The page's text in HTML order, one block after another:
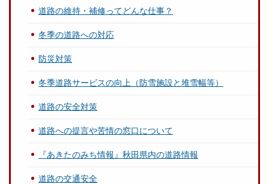
道路の維持・補修ってどんな仕事？
冬季の道路への対応
防災対策
冬季道路サービスの向上（防雪施設と堆雪幅等）
道路の安全対策
道路への提言や苦情の窓口について
『あきたのみち情報』秋田県内の道路情報
道路の交通安全